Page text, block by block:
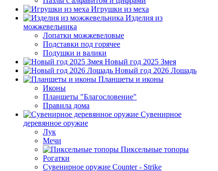
Игрушки из меха
Изделия из
можжевельника
Лопатки можжевеловые
Подставки под горячее
Подушки и валики
Новый год 2025 Змея
Новый год 2026 Лошадь
Планшеты и иконы
Иконы
Планшеты "Благословение"
Правила дома
Сувенирное
деревянное оружие
Лук
Мечи
Пиксельные топоры
Рогатки
Сувенирное оружие Counter - Strike